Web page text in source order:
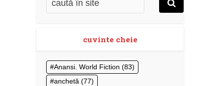
cuvinte cheie
Anansi. World Fiction (83)
anchetă (77)